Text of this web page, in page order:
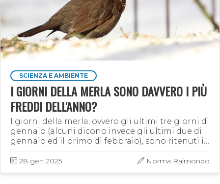
SCIENZA E AMBIENTE
I GIORNI DELLA MERLA SONO DAVVERO I PIÙ
FREDDI DELL'ANNO?
I giorni della merla, ovvero gli ultimi tre giorni di
gennaio (alcuni dicono invece gli ultimi due di
gennaio ed il primo di febbraio), sono ritenuti i
più freddi dell'anno. Ma lo sono davvero? In …
28 gen 2025 Norma Raimondo